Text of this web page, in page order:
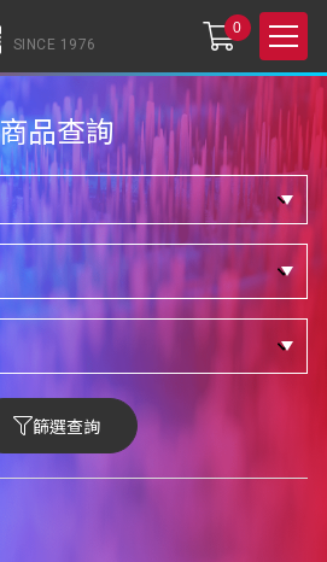
SINCE 1976
0
商品查詢
篩選查詢